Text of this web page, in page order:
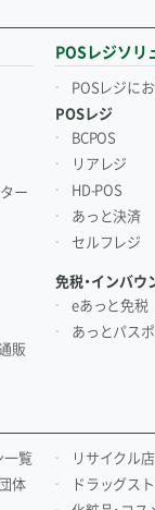
ー
販
POSレジソリ
POSレジに
POSレジ
BCPOS
リアレジ
HD-POS
あっと決済
セルフレジ
免税・インバウ
eあっと免税
あっとパス
一覧
体
リサイクル店
ドラッグス